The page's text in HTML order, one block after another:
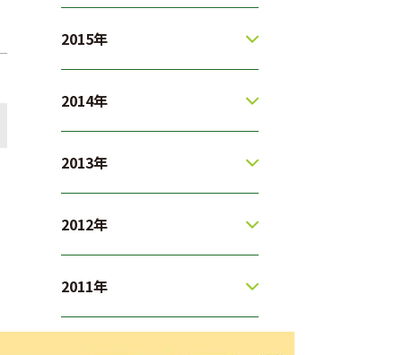
2015年
2014年
2013年
2012年
2011年